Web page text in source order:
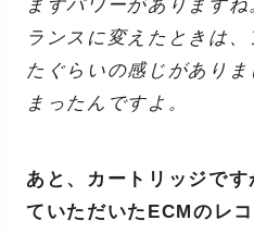
まずパワーがあります
ランスに変えたときは
たぐらいの感じがあり
まったんですよ。
あと、カートリッジで
ていただいたECMのレ